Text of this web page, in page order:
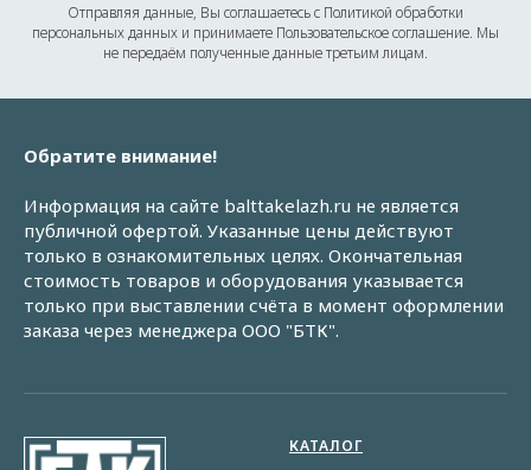
Отправляя данные, Вы соглашаетесь с Политикой обработки
персональных данных и принимаете Пользовательское соглашение. Мы
не передаём полученные данные третьим лицам.
Обратите внимание!
Информация на сайте balttakelazh.ru не является
публичной офертой. Указанные цены действуют
только в ознакомительных целях. Окончательная
стоимость товаров и оборудования указывается
только при выставлении счёта в момент оформлении
заказа через менеджера ООО "БТК".
КАТАЛОГ